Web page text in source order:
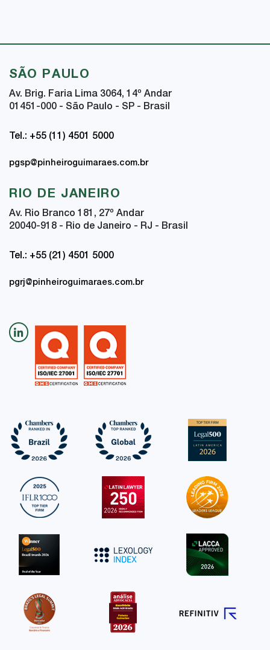
SÃO PAULO
Av. Brig. Faria Lima 3064, 14º Andar
01451-000 - São Paulo - SP - Brasil
Tel.: +55 (11) 4501 5000
pgsp@pinheiroguimaraes.com.br
RIO DE JANEIRO
Av. Rio Branco 181, 27º Andar
20040-918 - Rio de Janeiro - RJ - Brasil
Tel.: +55 (21) 4501 5000
pgrj@pinheiroguimaraes.com.br